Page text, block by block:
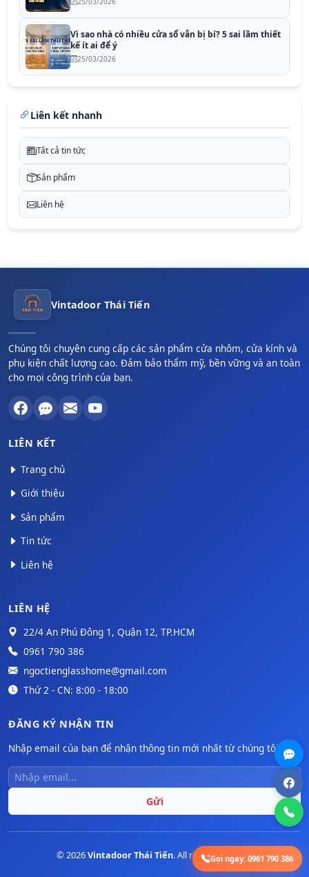
Vì sao nhà có nhiều cửa sổ vẫn bị bí? 5 sai lầm thiết
kế ít ai để ý
25/03/2026
Liên kết nhanh
Tất cả tin tức
Sản phẩm
Liên hệ
Vintadoor Thái Tiến
Chúng tôi chuyên cung cấp các sản phẩm cửa nhôm, cửa kính và
phụ kiện chất lượng cao. Đảm bảo thẩm mỹ, bền vững và an toàn
cho mọi công trình của bạn.
LIÊN KẾT
Trang chủ
Giới thiệu
Sản phẩm
Tin tức
Liên hệ
LIÊN HỆ
22/4 An Phú Đông 1, Quận 12, TP.HCM
0961 790 386
ngoctienglasshome@gmail.com
Thứ 2 - CN: 8:00 - 18:00
ĐĂNG KÝ NHẬN TIN
Nhập email của bạn để nhận thông tin mới nhất từ chúng tôi.
Gửi
© 2026Vintadoor Thái Tiến. All rights reserved.
Gọi ngay:0961 790 386